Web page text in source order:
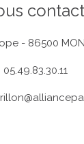
- 86500
05.49.83.30.11